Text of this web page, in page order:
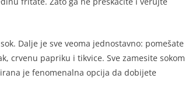
Dalje je sve veoma jednostavno: pomešate
crvenu papriku i tikvice. Sve zamesite sokom
je fenomenalna opcija da dobijete